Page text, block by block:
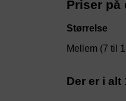
Priser på
Størrelse
Mellem (7 til
Der er i